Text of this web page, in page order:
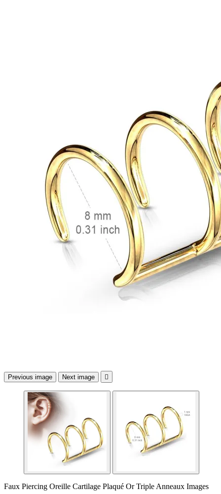
Previous image Next image 
Faux Piercing Oreille Cartilage Plaqué Or Triple Anneaux Images